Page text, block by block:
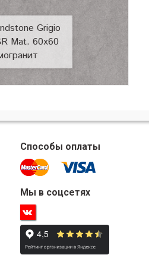
Grigio
Mat. 60x60
Способы оплаты
Мы в соцсетях